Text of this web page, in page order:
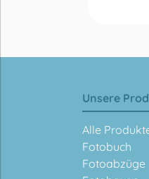
Unsere
Alle
Fotobuch
Fotoabzüge